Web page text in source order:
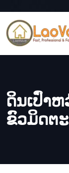
ດິນເປົ່າ
ຂົວມິດຕ